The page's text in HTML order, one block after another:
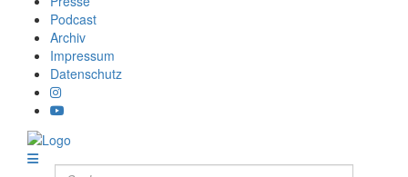
Podcast
Archiv
Impressum
Datenschutz